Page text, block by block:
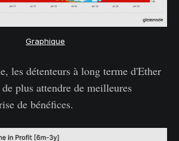
Graphique
les détenteurs à long terme d'Ether
plus attendre de meilleures
de bénéfices.